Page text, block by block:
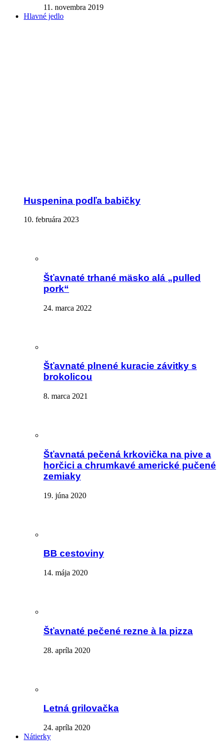
11. novembra 2019
Hlavné jedlo
Huspenina podľa babičky
10. februára 2023
Šťavnaté trhané mäsko alá „pulled
pork“
24. marca 2022
Šťavnaté plnené kuracie závitky s
brokolicou
8. marca 2021
Šťavnatá pečená krkovička na pive a
horčici a chrumkavé americké pučené
zemiaky
19. júna 2020
BB cestoviny
14. mája 2020
Šťavnaté pečené rezne à la pizza
28. apríla 2020
Letná grilovačka
24. apríla 2020
Nátierky